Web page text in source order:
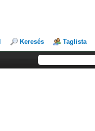
Keresés Taglista